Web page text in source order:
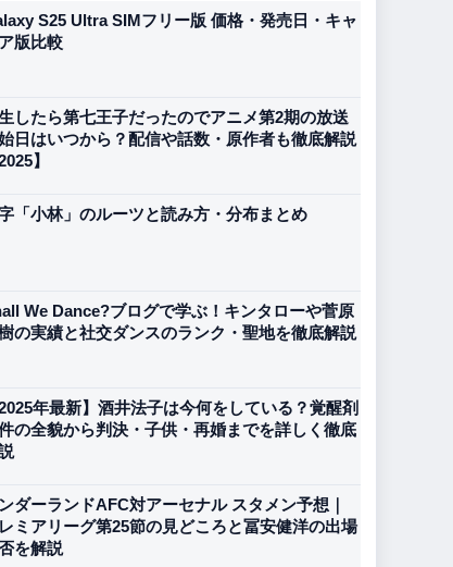
S25 Ultra SIMフリー版 価格・発売日・キャ
版比較
したら第七王子だったのでアニメ第2期の放送
日はいつから？配信や話数・原作者も徹底解説
】
「小林」のルーツと読み方・分布まとめ
We Dance?ブログで学ぶ！キンタローや菅原
の実績と社交ダンスのランク・聖地を徹底解説
2025年最新】酒井法子は今何をしている？覚醒剤
の全貌から判決・子供・再婚までを詳しく徹底
ダーランドAFC対アーセナル スタメン予想｜
ミアリーグ第25節の見どころと冨安健洋の出場
を解説